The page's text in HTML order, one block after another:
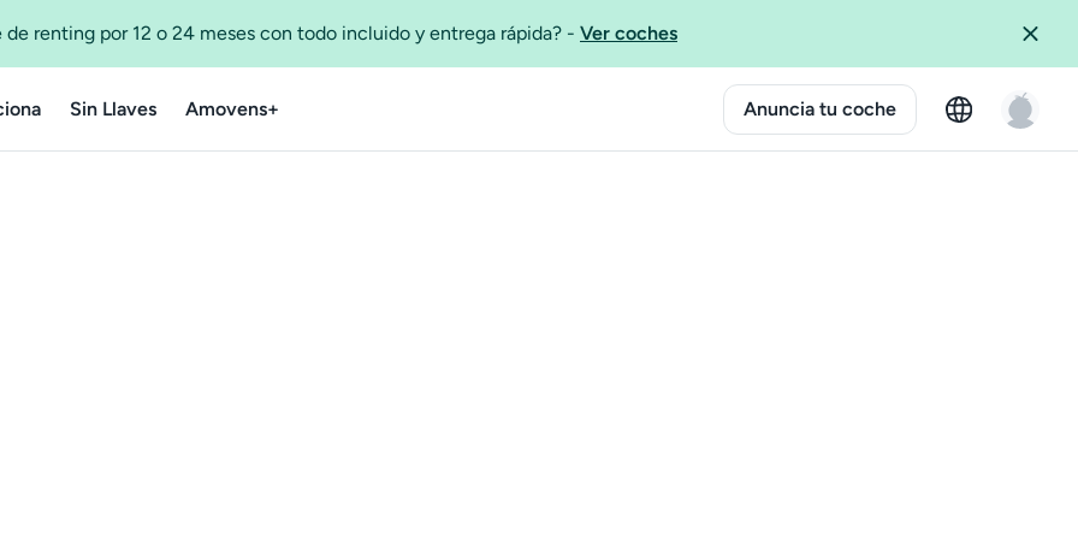
renting por 12 o 24 meses con todo incluido y entrega rápida? - Ver coches
Sin Llaves Amovens+ Anuncia tu coche